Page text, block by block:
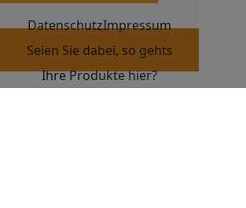
DatenschutzImpressum
Seien Sie dabei, so gehts
Ihre Produkte hier?